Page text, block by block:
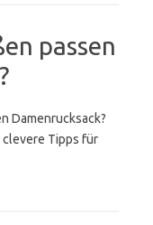
passen
Damenrucksack?
Tipps für